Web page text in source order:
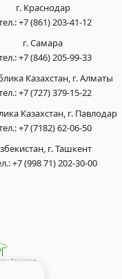
г. Краснодар
+7 (861) 203-41-12
г. Самара
+7 (846) 205-99-33
Казахстан, г. Алматы
+7 (727) 379-15-22
Казахстан, г. Павлодар
+7 (7182) 62-06-50
г. Ташкент
+7 (998 71) 202-30-00